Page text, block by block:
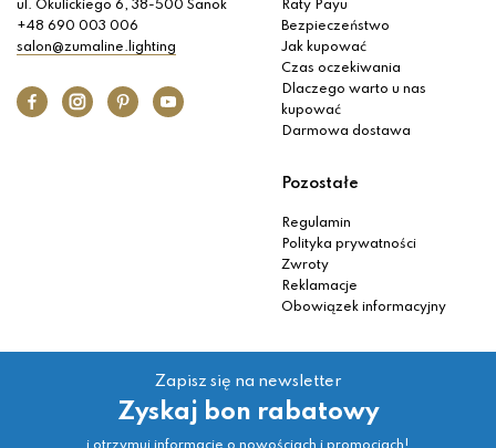
ul. Okulickiego 6, 38-500 Sanok
+48 690 003 006
salon@zumaline.lighting
Raty Payu
Bezpieczeństwo
Jak kupować
Czas oczekiwania
Dlaczego warto u nas
kupować
Darmowa dostawa
Pozostałe
Regulamin
Polityka prywatności
Zwroty
Reklamacje
Obowiązek informacyjny
Zapisz się na newsletter
Zyskaj bon rabatowy